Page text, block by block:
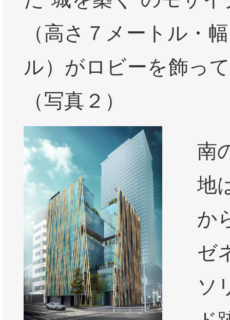
（高さ７メートル・
ル）がロビーを飾っ
（写真２）
南
地
か
ゼ
ソ